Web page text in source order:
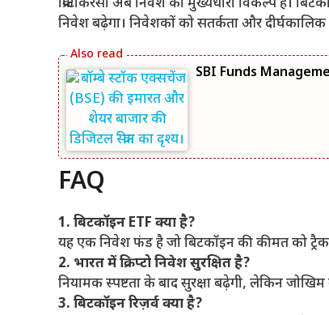
क्रिप्टोकरेंसी अब निवेश का मुख्यधारा विकल्प है।
निवेश बढ़ेगा। निवेशकों को सतर्कता और दीर्घकालिक
SBI Funds
FAQ
1. बिटकॉइन ETF क्या है?
यह एक निवेश फंड है जो बिटकॉइन की कीमत को ट्रैक
2. भारत में क्रिप्टो निवेश सुरक्षित है?
नियामक स्पष्टता के बाद सुरक्षा बढ़ेगी, लेकिन जोखिम
3. बिटकॉइन रिज़र्व क्या है?